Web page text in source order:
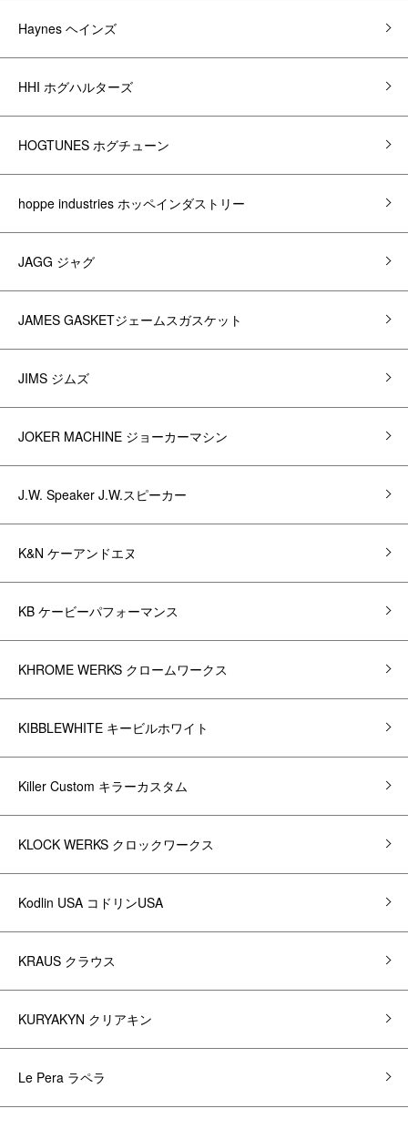
Haynes ヘインズ
HHI ホグハルターズ
HOGTUNES ホグチューン
hoppe industries ホッペインダストリー
JAGG ジャグ
JAMES GASKETジェームスガスケット
JIMS ジムズ
JOKER MACHINE ジョーカーマシン
J.W. Speaker J.W.スピーカー
K&N ケーアンドエヌ
KB ケービーパフォーマンス
KHROME WERKS クロームワークス
KIBBLEWHITE キービルホワイト
Killer Custom キラーカスタム
KLOCK WERKS クロックワークス
Kodlin USA コドリンUSA
KRAUS クラウス
KURYAKYN クリアキン
Le Pera ラペラ